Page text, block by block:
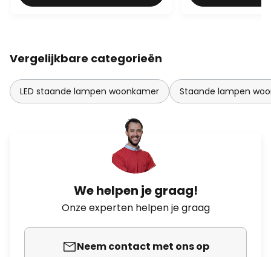
Vergelijkbare categorieën
LED staande lampen woonkamer Staande lampen
We helpen je graag!
Onze experten helpen je graag
Neem contact met ons op